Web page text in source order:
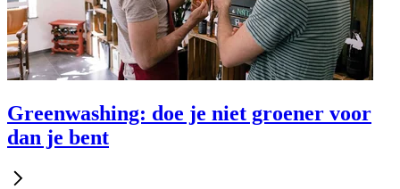
Greenwashing: doe je niet groener voor
dan je bent